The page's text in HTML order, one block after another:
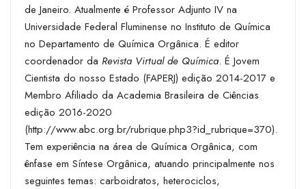
de Janeiro. Atualmente é Professor Adjunto IV na
Universidade Federal Fluminense no Instituto de Química
no Departamento de Química Orgânica. É editor
coordenador da Revista Virtual de Química. É Jovem
Cientista do nosso Estado (FAPERJ) edição 2014-2017 e
Membro Afiliado da Academia Brasileira de Ciências
edição 2016-2020
(http://www.abc.org.br/rubrique.php3?id_rubrique=370).
Tem experiência na área de Química Orgânica, com
ênfase em Síntese Orgânica, atuando principalmente nos
seguintes temas: carboidratos, heterociclos,